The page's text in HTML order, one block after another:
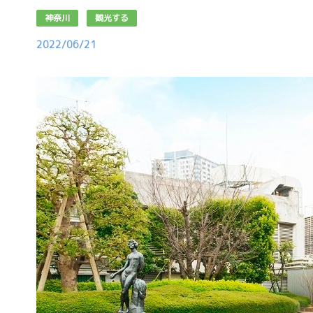
神奈川 観光する
2022/06/21